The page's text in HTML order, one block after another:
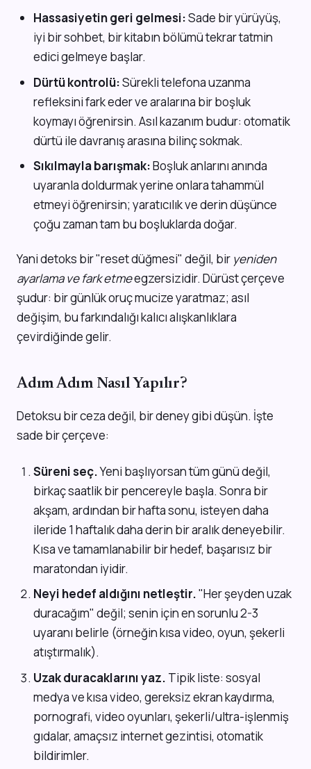
Hassasiyetin geri gelmesi:Sade bir yürüyüş,
iyi bir sohbet, bir kitabın bölümü tekrar tatmin
edici gelmeye başlar.
Dürtü kontrolü:Sürekli telefona uzanma
refleksini fark eder ve aralarına bir boşluk
koymayı öğrenirsin. Asıl kazanım budur: otomatik
dürtü ile davranış arasına bilinç sokmak.
Sıkılmayla barışmak:Boşluk anlarını anında
uyaranla doldurmak yerine onlara tahammül
etmeyi öğrenirsin; yaratıcılık ve derin düşünce
çoğu zaman tam bu boşluklarda doğar.
Yani detoks bir "reset düğmesi" değil, bir yeniden
ayarlama ve fark etmeegzersizidir. Dürüst çerçeve
şudur: bir günlük oruç mucize yaratmaz; asıl
değişim, bu farkındalığı kalıcı alışkanlıklara
çevirdiğinde gelir.
Adım Adım Nasıl Yapılır?
Detoksu bir ceza değil, bir deney gibi düşün. İşte
sade bir çerçeve:
Süreni seç.Yeni başlıyorsan tüm günü değil,
birkaç saatlik bir pencereyle başla. Sonra bir
akşam, ardından bir hafta sonu, isteyen daha
ileride 1 haftalık daha derin bir aralık deneyebilir.
Kısa ve tamamlanabilir bir hedef, başarısız bir
maratondan iyidir.
Neyi hedef aldığını netleştir."Her şeyden uzak
duracağım" değil; senin için en sorunlu 2-3
uyaranı belirle (örneğin kısa video, oyun, şekerli
atıştırmalık).
Uzak duracaklarını yaz. Tipik liste: sosyal
medya ve kısa video, gereksiz ekran kaydırma,
pornografi, video oyunları, şekerli/ultra-işlenmiş
gıdalar, amaçsız internet gezintisi, otomatik
bildirimler.